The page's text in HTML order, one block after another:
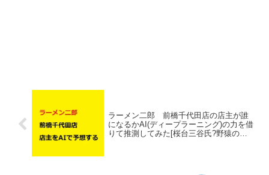
ラーメン二郎 前橋千代田店の店主が誰
になるかAI(ディープラーニング)の力を借
りて推測してみた[桜台三谷氏?野猿の助